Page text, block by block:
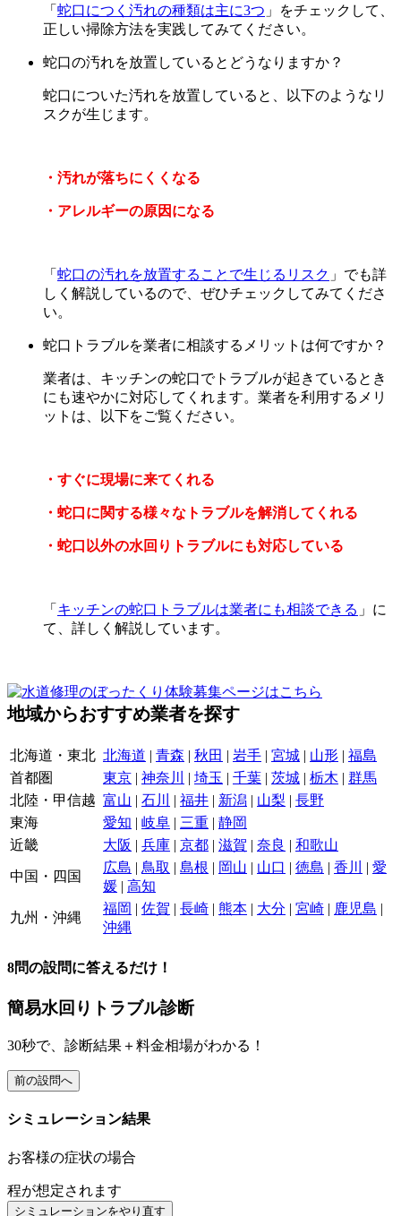
「 蛇口につく汚れの種類は主に3つ 」をチェックして、
正しい掃除方法を実践してみてください。
蛇口の汚れを放置しているとどうなりますか？
蛇口についた汚れを放置していると、以下のようなリ
スクが生じます。
・汚れが落ちにくくなる
・アレルギーの原因になる
「 蛇口の汚れを放置することで生じるリスク 」でも詳
しく解説しているので、ぜひチェックしてみてくださ
い。
蛇口トラブルを業者に相談するメリットは何ですか？
業者は、キッチンの蛇口でトラブルが起きているとき
にも速やかに対応してくれます。業者を利用するメリ
ットは、以下をご覧ください。
・すぐに現場に来てくれる
・蛇口に関する様々なトラブルを解消してくれる
・蛇口以外の水回りトラブルにも対応している
「 キッチンの蛇口トラブルは業者にも相談できる 」に
て、詳しく解説しています。
地域からおすすめ業者を探す
北海道・東北 北海道 | 青森 | 秋田 | 岩手 | 宮城 | 山形 | 福島
首都圏
東京 | 神奈川 | 埼玉 | 千葉 | 茨城 | 栃木 | 群馬
北陸・甲信越 富山 | 石川 | 福井 | 新潟 | 山梨 | 長野
東海
愛知 | 岐阜 | 三重 | 静岡
近畿
大阪 | 兵庫 | 京都 | 滋賀 | 奈良 | 和歌山
中国・四国
広島 | 鳥取 | 島根 | 岡山 | 山口 | 徳島 | 香川 | 愛
媛 | 高知
九州・沖縄
福岡 | 佐賀 | 長崎 | 熊本 | 大分 | 宮崎 | 鹿児島 |
沖縄
8問の設問に答えるだけ！
簡易水回りトラブル診断
30秒で、 診断結果＋料金相場がわかる！
前の設問へ
シミュレーション結果
お客様の症状の場合
程が想定されます
シミュレーションをやり直す